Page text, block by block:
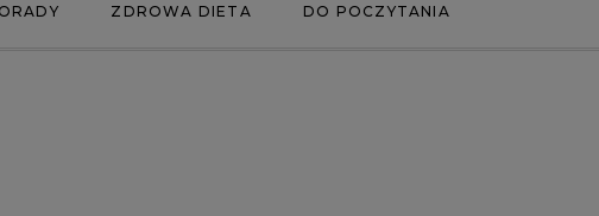
ZDROWA DIETA DO POCZYTANIA